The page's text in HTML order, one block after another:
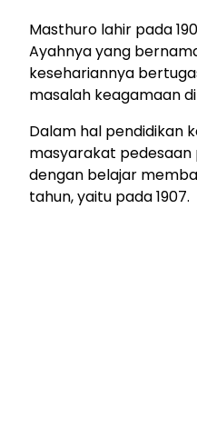
Masthuro lahir pada
Ayahnya yang
kesehariannya
masalah keagamaan
Dalam hal pendidikan
masyarakat pedesaan
dengan belajar
tahun, yaitu pada 1907.